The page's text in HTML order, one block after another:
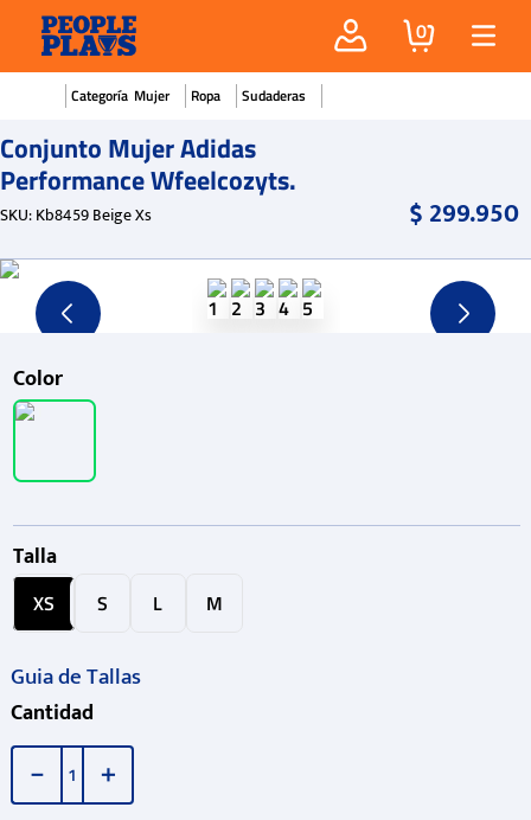
0
Mujer Ropa Sudaderas
Conjunto Mujer Adidas
Performance Wfeelcozyts.
SKU:Kb8459 Beige Xs $299.950
Color
Talla
XS S L M
Guia de Tallas
Cantidad
＋
－